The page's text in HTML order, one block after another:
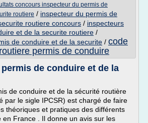
concours inspecteur du permis de
routiere / inspecteur du permis de
routiere concours / inspecteurs
et de la securite routiere /
de conduire et de la securite / code
permis de conduire
de conduire et de la
de conduire et de la sécurité routière
par le sigle IPCSR) est chargé de faire
théoriques et pratiques des différents
en France . Il donne un avis sur les